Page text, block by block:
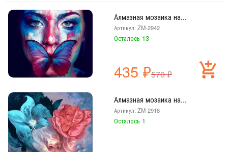
Алмазная мозаика на...
Артикул: ZM-2942
Осталось 13
435 ₽570₽
Алмазная мозаика на...
Артикул: ZM-2918
Осталось 1